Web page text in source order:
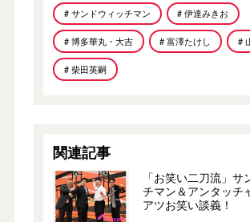
# サンドウィッチマン # 伊達みきお
# 博多華丸・大吉 # 富澤たけし #
# 柴田英嗣
関連記事
「お笑い二刀流」サ
チマン＆アンタッチ
アツお笑い談義！